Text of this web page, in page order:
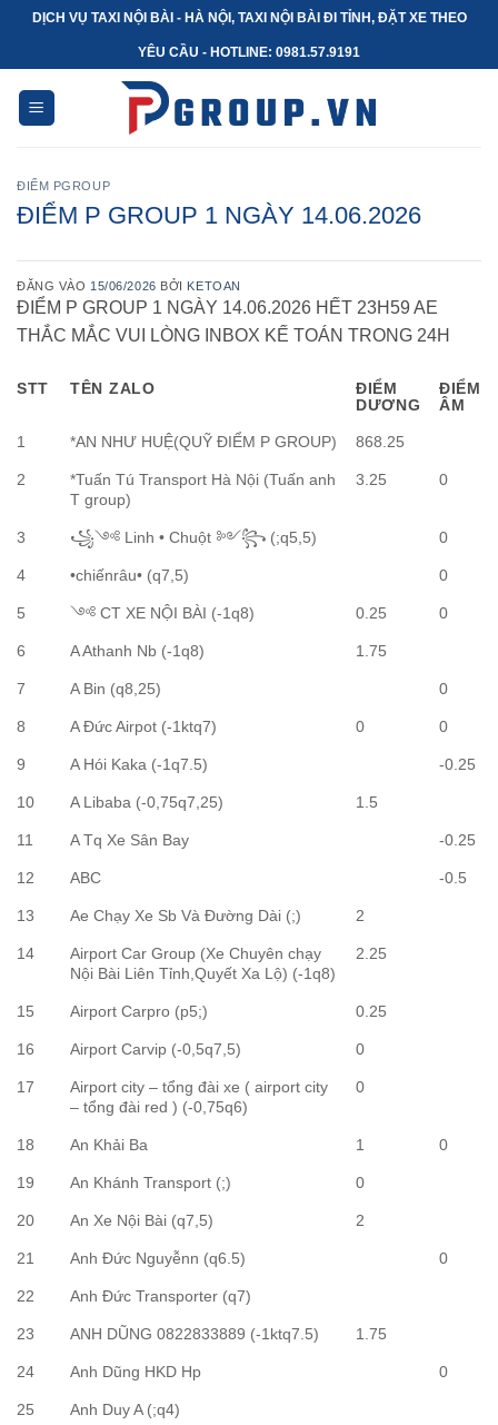
nội
dung
DỊCH VỤ TAXI NỘI BÀI - HÀ NỘI, TAXI NỘI BÀI ĐI TỈNH, ĐẶT XE THEO
YÊU CẦU - HOTLINE: 0981.57.9191
ĐIỂM PGROUP
ĐIỂM P GROUP 1 NGÀY 14.06.2026
ĐĂNG VÀO 15/06/2026 BỞI KETOAN
ĐIỂM P GROUP 1 NGÀY 14.06.2026 HẾT 23H59 AE
THẮC MẮC VUI LÒNG INBOX KẾ TOÁN TRONG 24H
STT TÊN ZALO
ĐIỂM
DƯƠNG
ĐIỂM
ÂM
1 *AN NHƯ HUỆ(QUỸ ĐIỂM P GROUP) 868.25
2
*Tuấn Tú Transport Hà Nội (Tuấn anh
T group)
3.25 0
3 ꧁༺ Linh • Chuột ༻꧂ (;q5,5) 0
4 •chiếnrâu• (q7,5) 0
5 ༺ CT XE NỘI BÀI (-1q8) 0.25 0
6 A Athanh Nb (-1q8) 1.75
7 A Bin (q8,25) 0
8 A Đức Airpot (-1ktq7) 0 0
9 A Hói Kaka (-1q7.5) -0.25
10 A Libaba (-0,75q7,25) 1.5
11 A Tq Xe Sân Bay -0.25
12 ABC -0.5
13 Ae Chạy Xe Sb Và Đường Dài (;) 2
14
Airport Car Group (Xe Chuyên chạy
Nội Bài Liên Tỉnh,Quyết Xa Lộ) (-1q8)
2.25
15 Airport Carpro (p5;) 0.25
16 Airport Carvip (-0,5q7,5) 0
17
Airport city – tổng đài xe ( airport city
– tổng đài red ) (-0,75q6)
0
18 An Khải Ba 1 0
19 An Khánh Transport (;) 0
20 An Xe Nội Bài (q7,5) 2
21 Anh Đức Nguyễnn (q6.5) 0
22 Anh Đức Transporter (q7)
23 ANH DŨNG 0822833889 (-1ktq7.5) 1.75
24 Anh Dũng HKD Hp 0
25 Anh Duy A (;q4)